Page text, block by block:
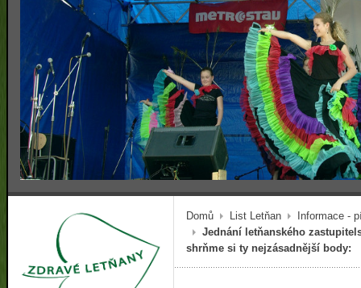
Domů List Letňan
Informace -
Jednání letňanského
shrňme si ty nejzásadnější body: